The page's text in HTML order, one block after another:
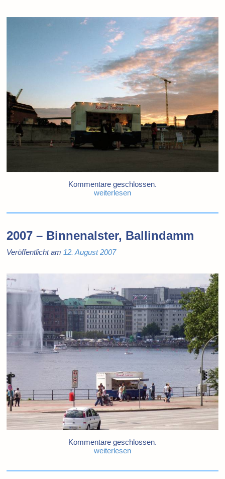
Kommentare geschlossen.
weiterlesen
2007 – Binnenalster, Ballindamm
Veröffentlicht am 12. August 2007
Kommentare geschlossen.
weiterlesen